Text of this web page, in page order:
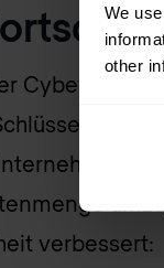
We
other
zu
verbessert: